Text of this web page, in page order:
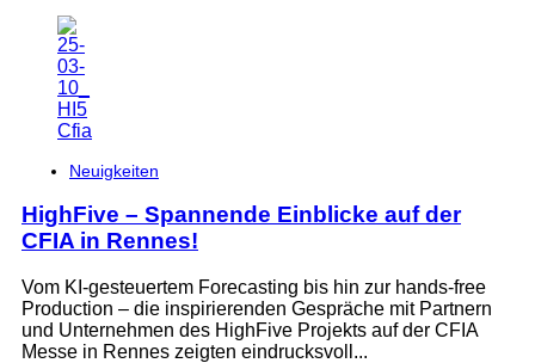
Neuigkeiten
HighFive – Spannende Einblicke auf der
CFIA in Rennes!
Vom KI-gesteuertem Forecasting bis hin zur hands-free
Production – die inspirierenden Gespräche mit Partnern
und Unternehmen des HighFive Projekts auf der CFIA
Messe in Rennes zeigten eindrucksvoll...